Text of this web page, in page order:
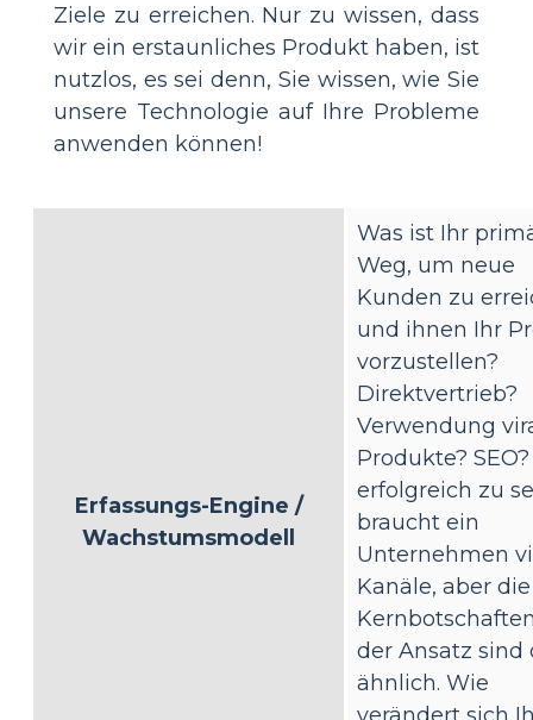
Ziele zu erreichen. Nur zu wissen, dass
wir ein erstaunliches Produkt haben, ist
nutzlos, es sei denn, Sie wissen, wie Sie
unsere Technologie auf Ihre Probleme
anwenden können!
Erfassungs-Engine /
Wachstumsmodell
Was ist Ihr
Weg, um neue
Kunden zu
und ihnen Ihr
vorzustellen?
Direktvertrieb?
Verwendung
Produkte?
erfolgreich zu
braucht ein
Unternehmen
Kanäle, aber die
der Ansatz sind
ähnlich. Wie